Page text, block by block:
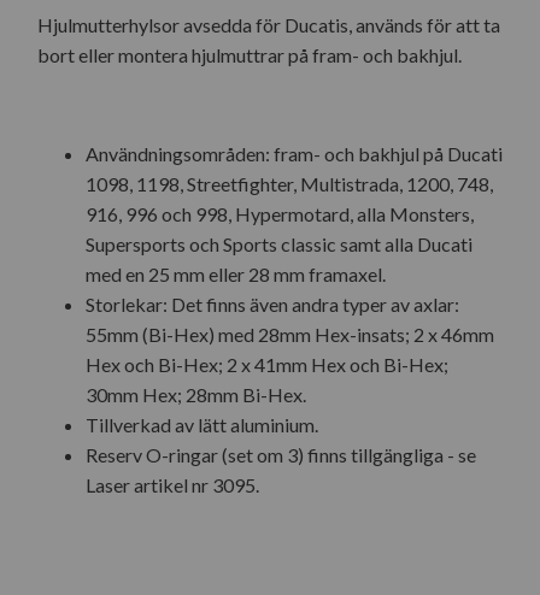
Hjulmutterhylsor avsedda för Ducatis, används för att ta
bort eller montera hjulmuttrar på fram- och bakhjul.
Användningsområden: fram- och bakhjul på Ducati
1098, 1198, Streetfighter, Multistrada, 1200, 748,
916, 996 och 998, Hypermotard, alla Monsters,
Supersports och Sports classic samt alla Ducati
med en 25 mm eller 28 mm framaxel.
Storlekar: Det finns även andra typer av axlar:
55mm (Bi-Hex) med 28mm Hex-insats; 2 x 46mm
Hex och Bi-Hex; 2 x 41mm Hex och Bi-Hex;
30mm Hex; 28mm Bi-Hex.
Tillverkad av lätt aluminium.
Reserv O-ringar (set om 3) finns tillgängliga - se
Laser artikel nr 3095.